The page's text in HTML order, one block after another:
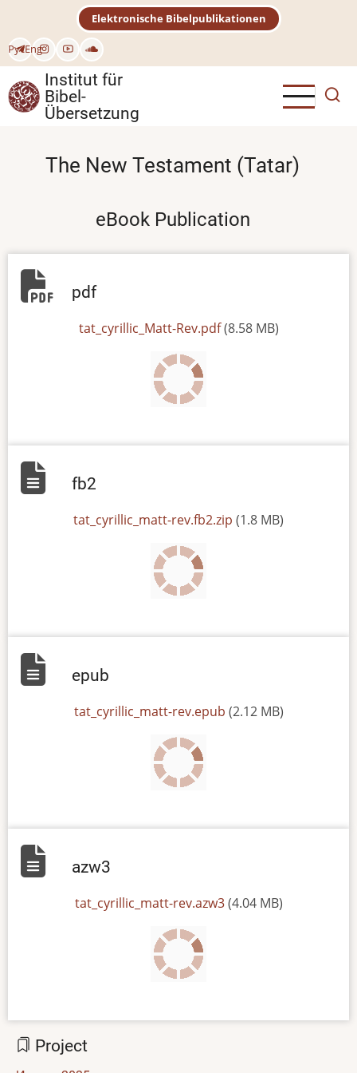
Inhalt
РусEng
Elektronische Bibelpublikationen
Institut für
Bibel-
Übersetzung
The New Testament (Tatar)
eBook Publication
pdf
tat_cyrillic_Matt-Rev.pdf (8.58 MB)
fb2
tat_cyrillic_matt-rev.fb2.zip (1.8 MB)
epub
tat_cyrillic_matt-rev.epub (2.12 MB)
azw3
tat_cyrillic_matt-rev.azw3 (4.04 MB)
Project